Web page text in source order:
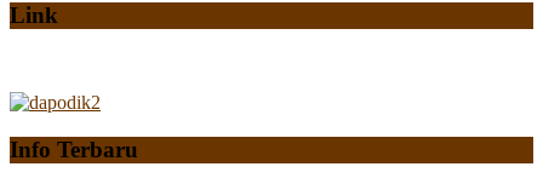
Link
Info Terbaru